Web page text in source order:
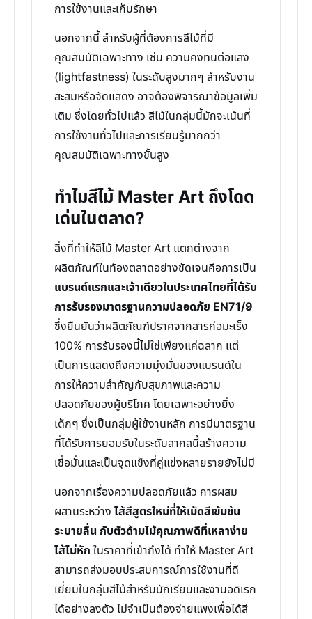
การใช้งานและเก็บรักษา
นอกจากนี้ สำหรับผู้ที่ต้องการสีไม้ที่มี
คุณสมบัติเฉพาะทาง เช่น ความคงทนต่อแสง
(lightfastness) ในระดับสูงมากๆ สำหรับงาน
สะสมหรือจัดแสดง อาจต้องพิจารณาข้อมูลเพิ่ม
เติม ซึ่งโดยทั่วไปแล้ว สีไม้ในกลุ่มนี้มักจะเน้นที่
การใช้งานทั่วไปและการเรียนรู้มากกว่า
คุณสมบัติเฉพาะทางขั้นสูง
ทำไมสีไม้ Master Art ถึงโดด
เด่นในตลาด?
สิ่งที่ทำให้สีไม้ Master Art แตกต่างจาก
ผลิตภัณฑ์ในท้องตลาดอย่างชัดเจนคือการเป็น
แบรนด์แรกและเจ้าเดียวในประเทศไทยที่ได้รับ
การรับรองมาตรฐานความปลอดภัย EN71/9
ซึ่งยืนยันว่าผลิตภัณฑ์ปราศจากสารก่อมะเร็ง
100% การรับรองนี้ไม่ใช่เพียงแค่ฉลาก แต่
เป็นการแสดงถึงความมุ่งมั่นของแบรนด์ใน
การให้ความสำคัญกับสุขภาพและความ
ปลอดภัยของผู้บริโภค โดยเฉพาะอย่างยิ่ง
เด็กๆ ซึ่งเป็นกลุ่มผู้ใช้งานหลัก การมีมาตรฐาน
ที่ได้รับการยอมรับในระดับสากลนี้สร้างความ
เชื่อมั่นและเป็นจุดแข็งที่คู่แข่งหลายรายยังไม่มี
นอกจากเรื่องความปลอดภัยแล้ว การผสม
ผสานระหว่าง ไส้สีสูตรใหม่ที่ให้เม็ดสีเข้มข้น
ระบายลื่น กับตัวด้ามไม้คุณภาพดีที่เหลาง่าย
ไส้ไม่หัก ในราคาที่เข้าถึงได้ ทำให้ Master Art
สามารถส่งมอบประสบการณ์การใช้งานที่ดี
เยี่ยมในกลุ่มสีไม้สำหรับนักเรียนและงานอดิเรก
ได้อย่างลงตัว ไม่จำเป็นต้องจ่ายแพงเพื่อได้สี